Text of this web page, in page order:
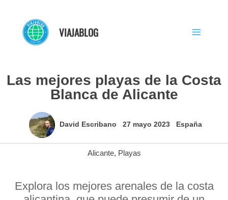
contenido
VIAJABLOG
Las mejores playas de la Costa
Blanca de Alicante
David Escribano 27 mayo 2023 España
Alicante, Playas
Explora los mejores arenales de la costa